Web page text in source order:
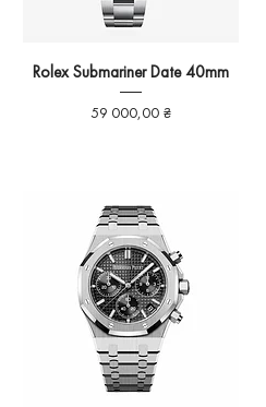
Rolex Submariner Date 40mm
Ціна
59 000,00 ₴